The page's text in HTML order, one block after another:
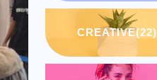
CREATIVE(22)